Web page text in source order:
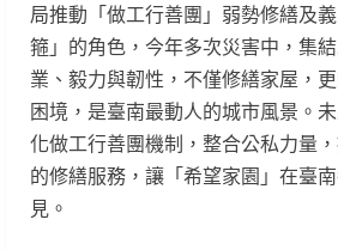
局推動「做工行善團」弱勢修繕及
箍」的角色，今年多次災害中，集
業、毅力與韌性，不僅修繕家屋，
困境，是臺南最動人的城市風景。
化做工行善團機制，整合公私力量
的修繕服務，讓「希望家園」在臺
見。